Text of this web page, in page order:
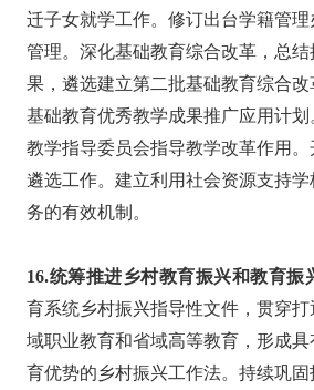
迁子女就学工作。修订出台学籍管
管理。深化基础教育综合改革，总
果，遴选建立第二批基础教育综合
基础教育优秀教学成果推广应用计
教学指导委员会指导教学改革作用
遴选工作。建立利用社会资源支持
务的有效机制。
16.统筹推进乡村教育振兴和教育振
育系统乡村振兴指导性文件，贯穿
域职业教育和省域高等教育，形成
育优势的乡村振兴工作法。持续巩